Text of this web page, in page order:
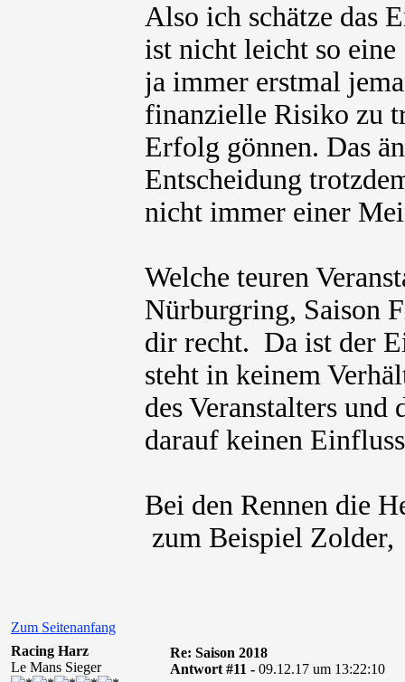
Also ich schätze das
ist nicht leicht so
ja immer erstmal
finanzielle Risiko zu
Erfolg gönnen. Das
Entscheidung
nicht immer einer
Welche teuren
Nürburgring, Saison
dir recht. Da ist der
steht in keinem
des Veranstalters
darauf keinen
Bei den Rennen die
zum Beispiel
Zum Seitenanfang
Racing Harz
Le Mans Sieger
Re: Saison 2018
Antwort #11 - 09.12.17 um 13:22:10